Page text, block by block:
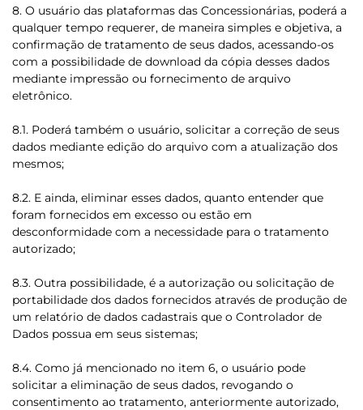
8. O usuário das plataformas das Concessionárias, poderá a
qualquer tempo requerer, de maneira simples e objetiva, a
confirmação de tratamento de seus dados, acessando-os
com a possibilidade de download da cópia desses dados
mediante impressão ou fornecimento de arquivo
eletrônico.
8.1. Poderá também o usuário, solicitar a correção de seus
dados mediante edição do arquivo com a atualização dos
mesmos;
8.2. E ainda, eliminar esses dados, quanto entender que
foram fornecidos em excesso ou estão em
desconformidade com a necessidade para o tratamento
autorizado;
8.3. Outra possibilidade, é a autorização ou solicitação de
portabilidade dos dados fornecidos através de produção de
um relatório de dados cadastrais que o Controlador de
Dados possua em seus sistemas;
8.4. Como já mencionado no item 6, o usuário pode
solicitar a eliminação de seus dados, revogando o
consentimento ao tratamento, anteriormente autorizado,